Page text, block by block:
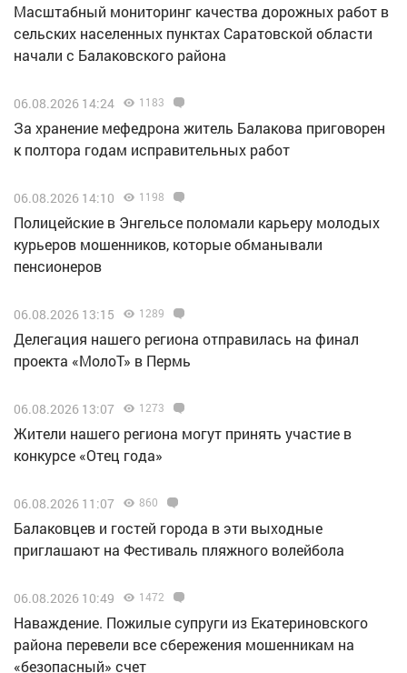
Масштабный мониторинг качества дорожных работ в
сельских населенных пунктах Саратовской области
начали с Балаковского района
06.08.2026 14:24 1183
За хранение мефедрона житель Балакова приговорен
к полтора годам исправительных работ
06.08.2026 14:10 1198
Полицейские в Энгельсе поломали карьеру молодых
курьеров мошенников, которые обманывали
пенсионеров
06.08.2026 13:15 1289
Делегация нашего региона отправилась на финал
проекта «МолоТ» в Пермь
06.08.2026 13:07 1273
Жители нашего региона могут принять участие в
конкурсе «Отец года»
06.08.2026 11:07 860
Балаковцев и гостей города в эти выходные
приглашают на Фестиваль пляжного волейбола
06.08.2026 10:49 1472
Наваждение. Пожилые супруги из Екатериновского
района перевели все сбережения мошенникам на
«безопасный» счет